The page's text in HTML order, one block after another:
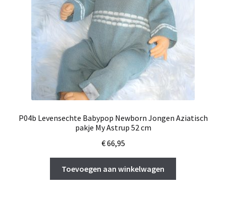
P04b Levensechte Babypop Newborn Jongen Aziatisch
pakje My Astrup 52 cm
€66,95
Toevoegen aan winkelwagen